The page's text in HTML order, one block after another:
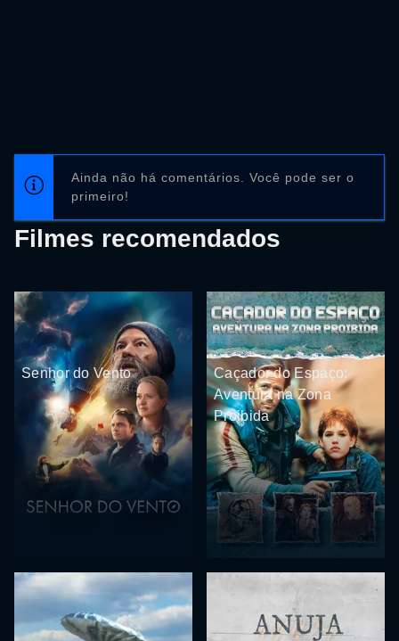
Ainda não há comentários. Você pode ser o
primeiro!
Filmes recomendados
Senhor do Vento
Caçador do Espaço:
Aventura na Zona
Proibida